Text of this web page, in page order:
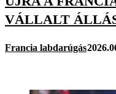
VÁLLALT
Francia labdarúgás